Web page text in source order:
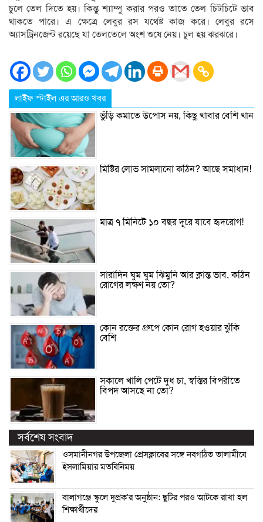
চুলে তেল দিতে হয়। কিন্তু শ্যাম্পু করার পরও তাতে তেল চিটচিটে ভাব
থাকতে পারে। এ ক্ষেত্রে লেবুর রস যথেষ্ট কাজ করে। লেবুর রসে
অ্যাসট্রিনজেন্ট রয়েছে যা তেলতেলে অংশ শুষে নেয়। চুল হয় ঝরঝরে।
লাইফ স্টাইল এর আরও খবর
ভুঁড়ি কমাতে উপোস নয়, কিছু খাবার বেশি খান
মিষ্টির লোভ সামলানো কঠিন? আছে সমাধান!
মাত্র ৭ মিনিটে ১০ বছর দূরে যাবে হৃদরোগ!
সারাদিন ঘুম ঘুম ঝিমুনি আর ক্লান্ত ভাব, কঠিন
রোগের লক্ষণ নয় তো?
কোন রক্তের গ্রুপে কোন রোগ হওয়ার ঝুঁকি
বেশি
সকালে খালি পেটে দুধ চা, স্বস্তির বিপরীতে
বিপদ আসছে না তো?
সর্বশেষ সংবাদ
ওসমানীনগর উপজেলা প্রেসক্লাবের সঙ্গে নবগঠিত তালামীযে
ইসলামিয়ার মতবিনিময়
বালাগঞ্জে স্কুলে দুপ্রক’র অনুষ্ঠান: ছুটির পরও আটকে রাখা হল
শিক্ষার্থীদের